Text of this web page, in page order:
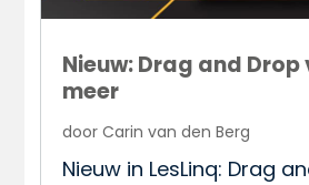
Nieuw: Drag and
meer
door Carin van den Berg
Nieuw in LesLinq: Drag